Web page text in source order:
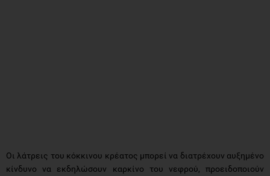
Οι λάτρεις του κόκκινου κρέατος μπορεί να διατρέχουν αυξημένο
κίνδυνο να εκδηλώσουν καρκίνο του νεφρού, προειδοποιούν